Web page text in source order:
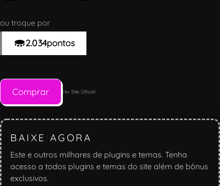
ou troque por
2.034pontos
Comprar Ver Site Oficial
BAIXE AGORA
Este e outros milhares de plugins e temas. Tenha
acesso a todos plugins e temas do site além de bônus
exclusivos.